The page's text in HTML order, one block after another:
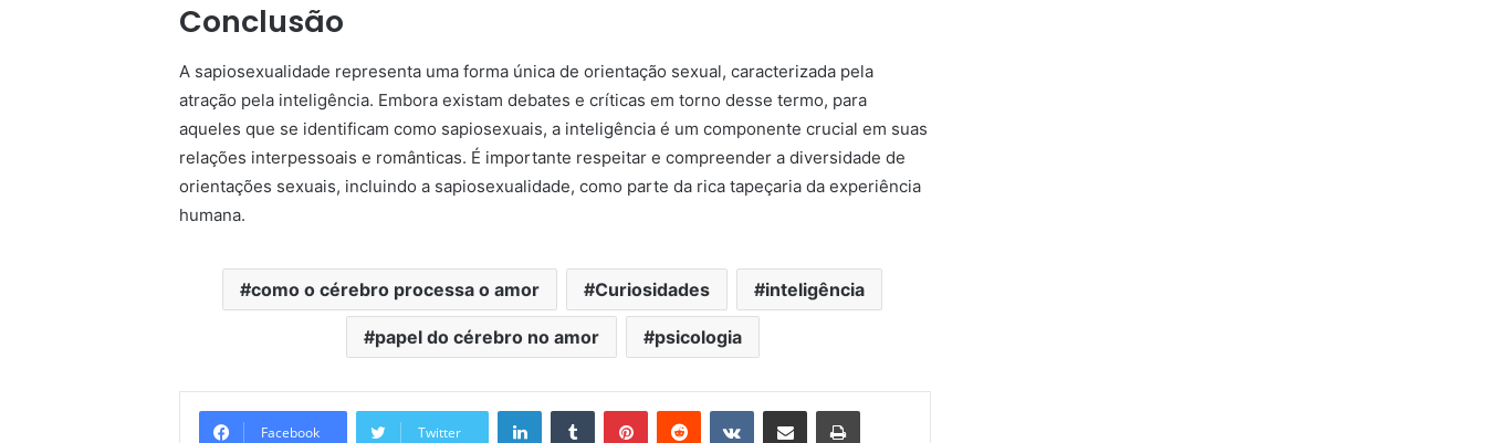
Conclusão
A sapiosexualidade representa uma forma única de orientação sexual, caracterizada pela
atração pela inteligência. Embora existam debates e críticas em torno desse termo, para
aqueles que se identificam como sapiosexuais, a inteligência é um componente crucial em suas
relações interpessoais e românticas. É importante respeitar e compreender a diversidade de
orientações sexuais, incluindo a sapiosexualidade, como parte da rica tapeçaria da experiência
humana.
como o cérebro processa o amor Curiosidades inteligência
papel do cérebro no amor psicologia
Facebook Twitter